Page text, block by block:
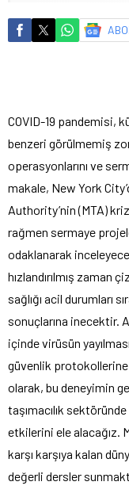
COVID-19 pandemisi,
benzeri görülmemiş
operasyonlarını ve
makale, New York
Authority’nin (MTA)
rağmen sermaye
odaklanarak
hızlandırılmış zaman
sağlığı acil durumları
sonuçlarına inecektir.
içinde virüsün
güvenlik protokollerine
olarak, bu deneyimin
taşımacılık
etkilerini ele alacağız.
karşı karşıya kalan
değerli dersler